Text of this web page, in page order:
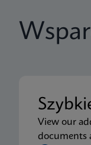
View our
documents